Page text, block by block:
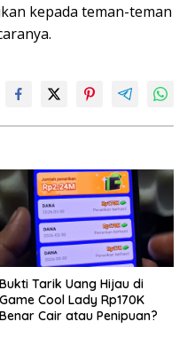
kepada teman-teman
Bukti Tarik Uang Hijau di
Game Cool Lady Rp170K
Benar Cair atau Penipuan?